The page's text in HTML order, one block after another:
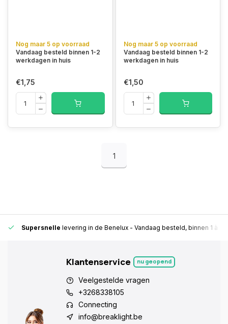
Nog maar 5 op voorraad
Vandaag besteld binnen 1-2
werkdagen in huis
€1,75
Nog maar 5 op voorraad
Vandaag besteld binnen 1-2
werkdagen in huis
€1,50
1
Supersnelle levering in de Benelux - Vandaag besteld, binnen 1 à 2
Klantenservice nu geopend
Veelgestelde vragen
+3268338105
Connecting
info@breaklight.be